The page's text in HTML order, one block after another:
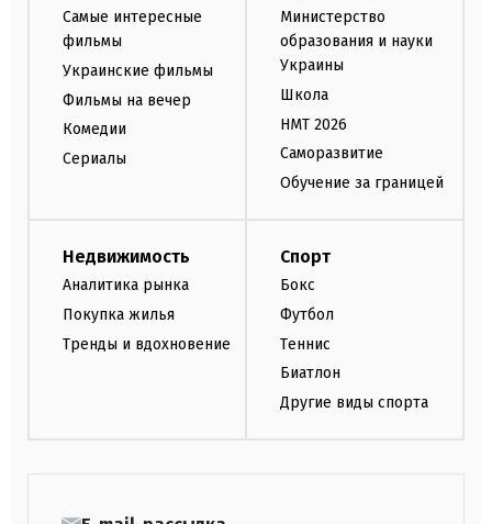
Самые интересные
фильмы
Украинские фильмы
Фильмы на вечер
Комедии
Сериалы
Министерство
образования и науки
Украины
Школа
НМТ 2026
Саморазвитие
Обучение за границей
Недвижимость
Аналитика рынка
Покупка жилья
Тренды и вдохновение
Спорт
Бокс
Футбол
Теннис
Биатлон
Другие виды спорта